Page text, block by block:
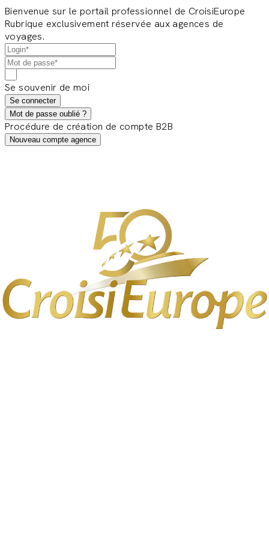
Bienvenue sur le portail professionnel de CroisiEurope
Rubrique exclusivement réservée aux agences de
voyages.
Se souvenir de moi
Se connecter
Mot de passe oublié ?
Procédure de création de compte B2B
Nouveau compte agence